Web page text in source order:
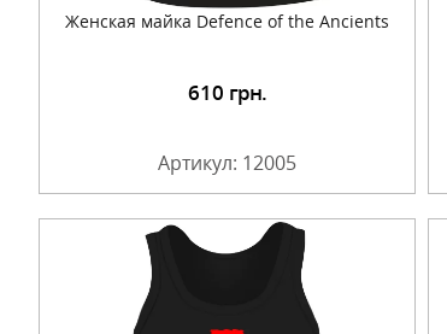
Женская майка Defence of the Ancients
610 грн.
Артикул: 12005
Подробнее